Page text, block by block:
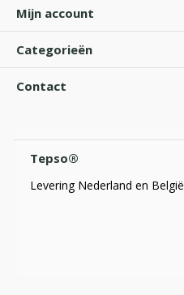
Mijn account
Categorieën
Contact
Tepso®
Levering Nederland en België